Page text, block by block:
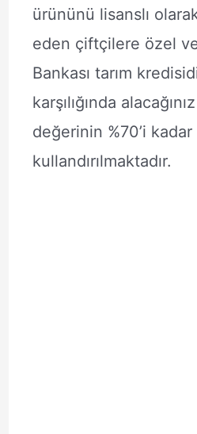
ürününü lisanslı
eden çiftçilere özel
Bankası tarım
karşılığında
değerinin %70’i
kullandırılmaktadır.